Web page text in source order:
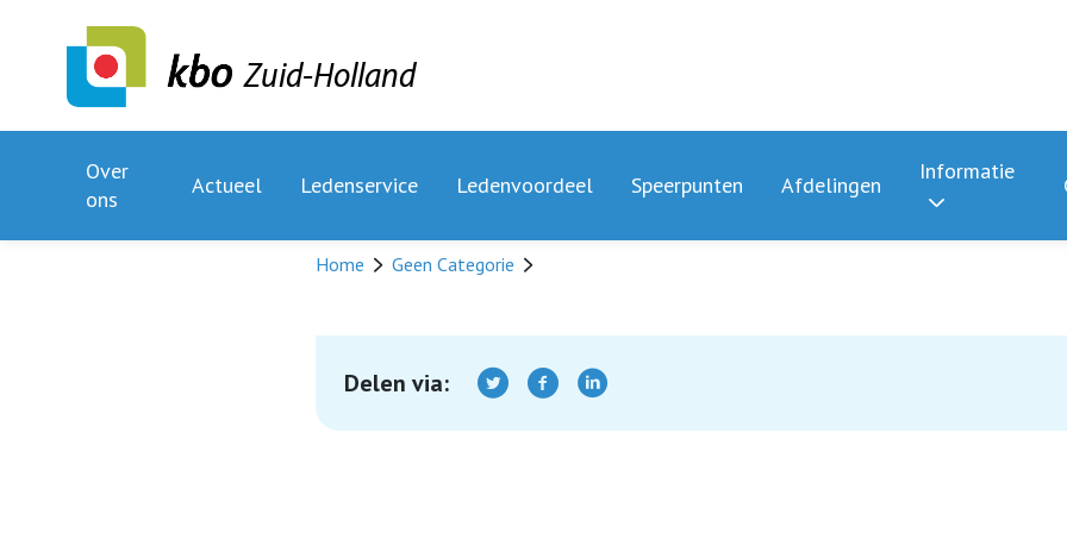
Zuid-Holland
Over
ons
Actueel Ledenservice Ledenvoordeel Speerpunten Afdelingen
Informatie
Home Geen Categorie
Delen via: